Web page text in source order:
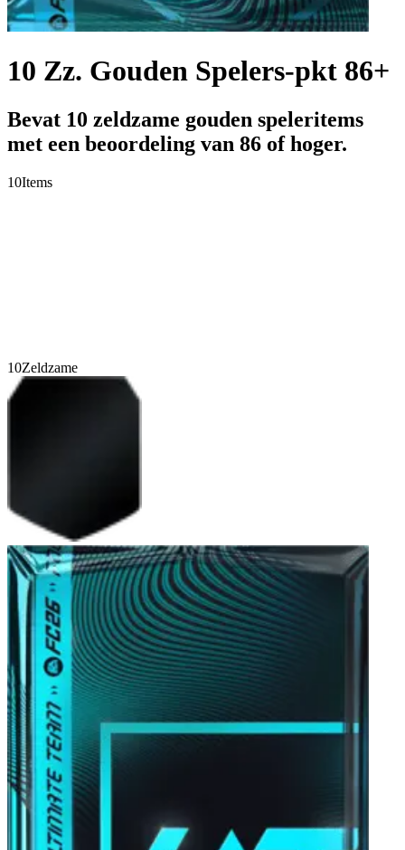
10 Zz. Gouden Spelers-pkt 86+
Bevat 10 zeldzame gouden speleritems
met een beoordeling van 86 of hoger.
10Items
10Zeldzame